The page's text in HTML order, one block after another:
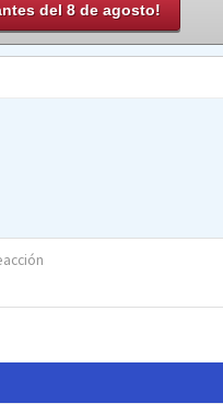
del 8 de agosto!